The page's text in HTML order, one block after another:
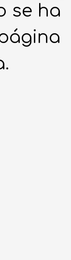
se ha